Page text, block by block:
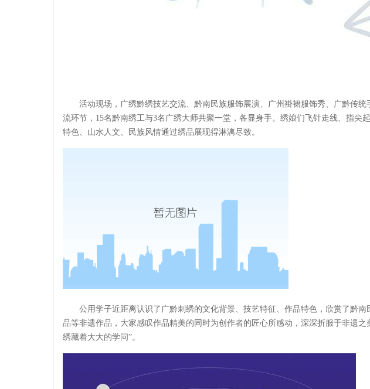
活动现场，广绣黔绣技艺交流、黔南民族服饰展演、广州褂裙服饰秀、广黔传
流环节，15名黔南绣工与3名广绣大师共聚一堂，各显身手。绣娘们飞针走线、指尖
特色、山水人文、民族风情通过绣品展现得淋漓尽致。
公用学子近距离认识了广黔刺绣的文化背景、技艺特征、作品特色，欣赏了黔
品等非遗作品，大家感叹作品精美的同时为创作者的匠心所感动，深深折服于非遗之
绣藏着大大的学问”。